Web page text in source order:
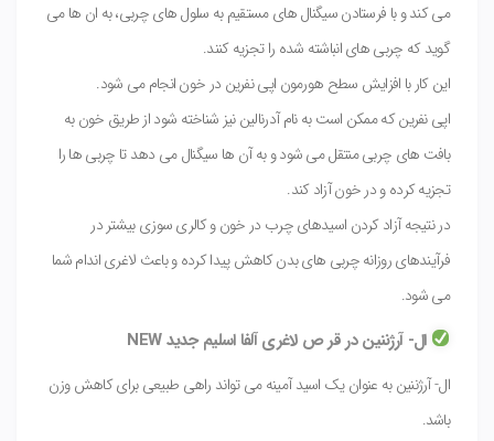
می کند و با فرستادن سیگنال های مستقیم به سلول های چربی، به ان ها می
گوید که چربی های انباشته شده را تجزیه کنند.
این کار با افزایش سطح هورمون اپی نفرین در خون انجام می شود.
اپی نفرین که ممکن است به نام آدرنالین نیز شناخته شود از طریق خون به
بافت های چربی منتقل می شود و به آن ها سیگنال می دهد تا چربی ها را
تجزیه کرده و در خون آزاد کند.
در نتیجه آزاد کردن اسیدهای چرب در خون و کالری سوزی بیشتر در
فرآیندهای روزانه چربی های بدن کاهش پیدا کرده و باعث لاغری اندام شما
می شود.
ال- آرژننین در قر ص لاغری آلفا اسلیم جدید NEW
ال- آرژننین به عنوان یک اسید آمینه می تواند راهی طبیعی برای کاهش وزن
باشد.